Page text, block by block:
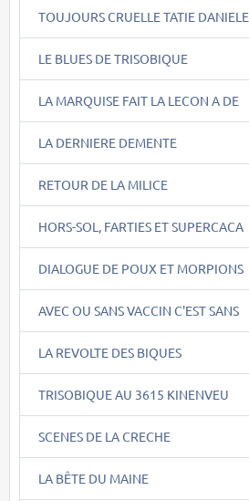
TOUJOURS CRUELLE TATIE DANIELE
LE BLUES DE TRISOBIQUE
LA MARQUISE FAIT LA LECON A DE
LA DERNIERE DEMENTE
RETOUR DE LA MILICE
HORS-SOL, FARTIES ET SUPERCACA
DIALOGUE DE POUX ET MORPIONS
AVEC OU SANS VACCIN C'EST SANS
LA REVOLTE DES BIQUES
TRISOBIQUE AU 3615 KINENVEU
SCENES DE LA CRECHE
LA BÊTE DU MAINE